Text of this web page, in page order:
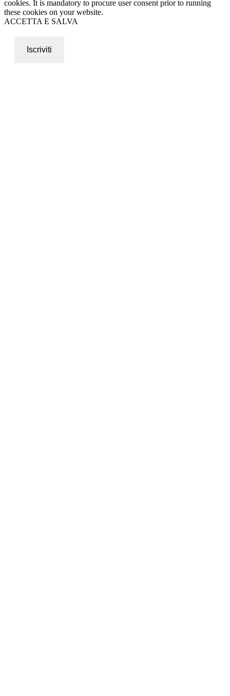
cookies. It is mandatory to procure user consent prior to running
these cookies on your website.
ACCETTA E SALVA
Iscriviti